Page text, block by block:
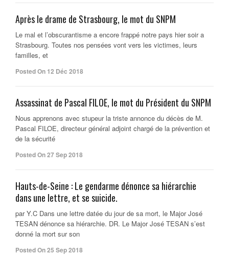
Après le drame de Strasbourg, le mot du SNPM
Le mal et l’obscurantisme a encore frappé notre pays hier soir a
Strasbourg. Toutes nos pensées vont vers les victimes, leurs
familles, et
Posted On 12 Déc 2018
Assassinat de Pascal FILOE, le mot du Président du SNPM
Nous apprenons avec stupeur la triste annonce du décès de M.
Pascal FILOE, directeur général adjoint chargé de la prévention et
de la sécurité
Posted On 27 Sep 2018
Hauts-de-Seine : Le gendarme dénonce sa hiérarchie
dans une lettre, et se suicide.
par Y.C Dans une lettre datée du jour de sa mort, le Major José
TESAN dénonce sa hiérarchie. DR. Le Major José TESAN s’est
donné la mort sur son
Posted On 25 Sep 2018